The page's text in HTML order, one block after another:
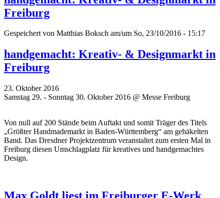
Freiburg
Gespeichert von Matthias Boksch am/um So, 23/10/2016 - 15:17
handgemacht: Kreativ- & Designmarkt in
Freiburg
23. Oktober 2016
Samstag 29. - Sonntag 30. Oktober 2016 @ Messe Freiburg
Von null auf 200 Stände beim Auftakt und somit Träger des Titels
„Größter Handmademarkt in Baden-Württemberg“ am gehäkelten
Band. Das Dresdner Projektzentrum veranstaltet zum ersten Mal in
Freiburg diesen Umschlagplatz für kreatives und handgemachtes
Design.